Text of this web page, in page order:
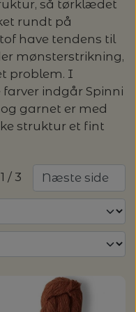
MERINO -
- SPAR 30%
PREMIUM -
MUUD LIVING
- SPAR 20%
20% PÅ ALLE
GARN
/
STRIKKEKITS
JAKKER
- ISAGERI LÆDER
så tørklædet
rundt på
have tendens til
mønsterstrikning,
problem. I
indgår Spinni
garnet er med
struktur et fint
/ 3 Næste side